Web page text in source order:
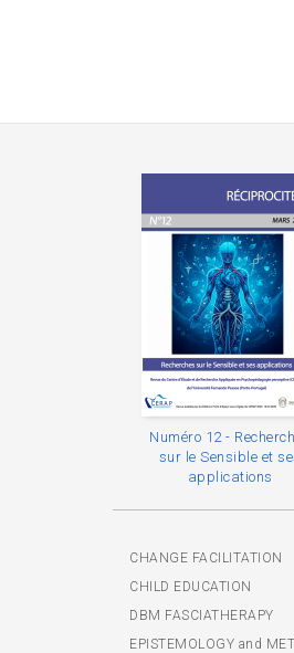
Numéro 12 -
sur le Sensible et
applications
CHANGE FACILITATION
CHILD EDUCATION
DBM FASCIATHERAPY
EPISTEMOLOGY and